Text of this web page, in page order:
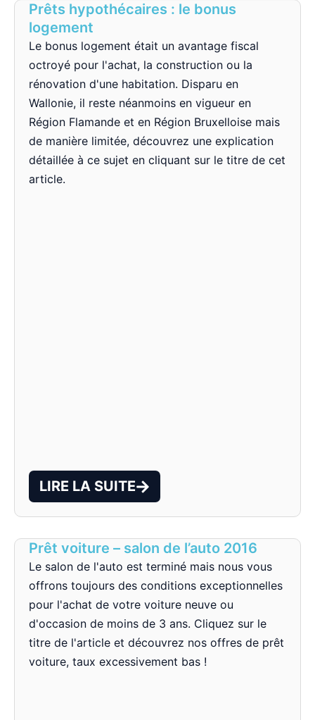
Prêts hypothécaires : le bonus
logement
Le bonus logement était un avantage fiscal
octroyé pour l'achat, la construction ou la
rénovation d'une habitation. Disparu en
Wallonie, il reste néanmoins en vigueur en
Région Flamande et en Région Bruxelloise mais
de manière limitée, découvrez une explication
détaillée à ce sujet en cliquant sur le titre de cet
article.
LIRE LA SUITE
Prêt voiture – salon de l’auto 2016
Le salon de l'auto est terminé mais nous vous
offrons toujours des conditions exceptionnelles
pour l'achat de votre voiture neuve ou
d'occasion de moins de 3 ans. Cliquez sur le
titre de l'article et découvrez nos offres de prêt
voiture, taux excessivement bas !